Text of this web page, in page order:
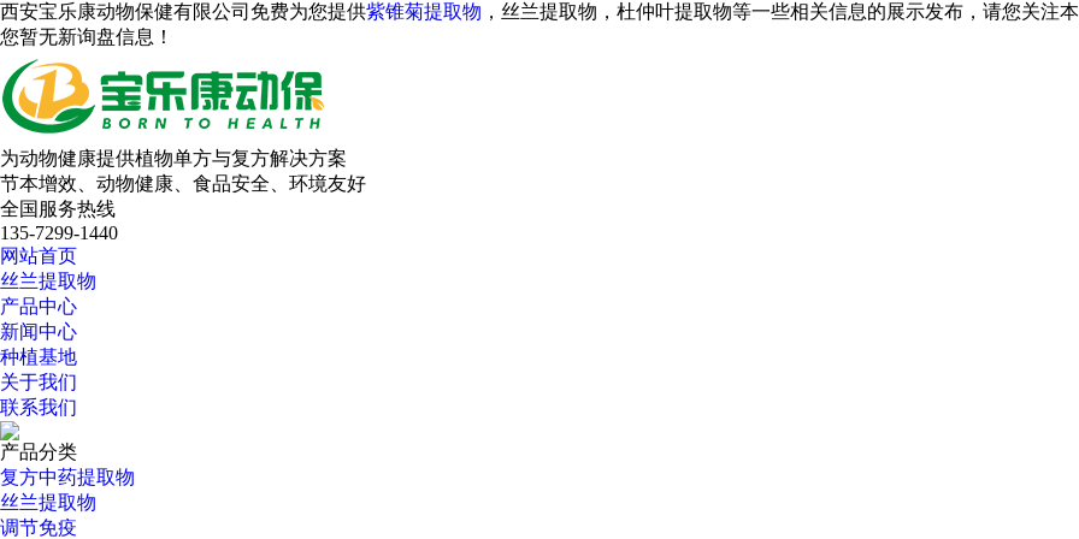
西安宝乐康动物保健有限公司免费为您提供紫锥菊提取物 ，丝兰提取物，杜仲叶提取物等一些相关信息的展示发布，请您关注
您暂无新询盘信息！
为动物健康提供植物单方与复方解决方案
节本增效、动物健康、食品安全、环境友好
全国服务热线
135-7299-1440
网站首页
丝兰提取物
产品中心
新闻中心
种植基地
关于我们
联系我们
产品分类
复方中药提取物
丝兰提取物
调节免疫